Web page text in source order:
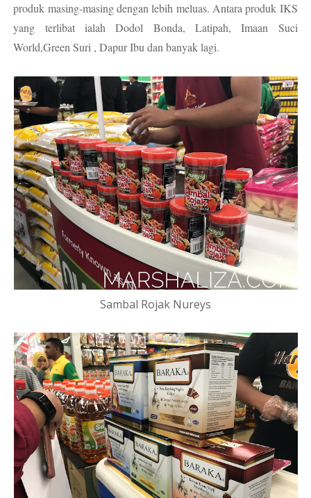
produk masing-masing dengan lebih meluas. Antara produk IKS
yang terlibat ialah Dodol Bonda, Latipah, Imaan Suci
World,Green Suri , Dapur Ibu dan banyak lagi.
Sambal Rojak Nureys